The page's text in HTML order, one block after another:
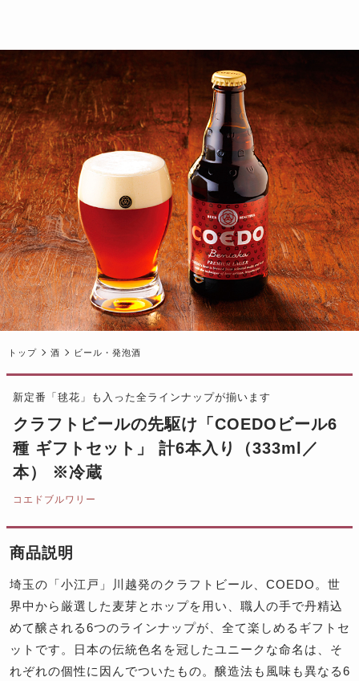
トップ 酒 ビール・発泡酒
新定番「毬花」も入った全ラインナップが揃います
クラフトビールの先駆け「COEDOビール6
種 ギフトセット」 計6本入り（333ml／
本） ※冷蔵
コエドブルワリー
商品説明
埼玉の「小江戸」川越発のクラフトビール、COEDO。世
界中から厳選した麦芽とホップを用い、職人の手で丹精込
めて醸される6つのラインナップが、全て楽しめるギフトセ
ットです。日本の伝統色名を冠したユニークな命名は、そ
れぞれの個性に因んでついたもの。醸造法も風味も異なる6